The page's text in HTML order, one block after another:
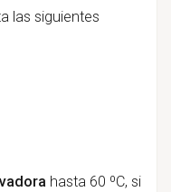
las siguientes
hasta 60 ºC, si